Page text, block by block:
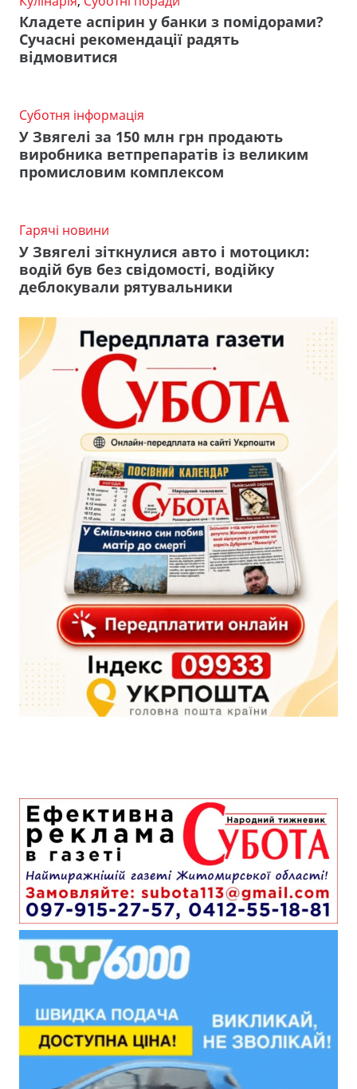
Кладете аспірин у банки з помідорами?
Сучасні рекомендації радять
відмовитися
Суботня інформація
У Звягелі за 150 млн грн продають
виробника ветпрепаратів із великим
промисловим комплексом
Гарячі новини
У Звягелі зіткнулися авто і мотоцикл:
водій був без свідомості, водійку
деблокували рятувальники